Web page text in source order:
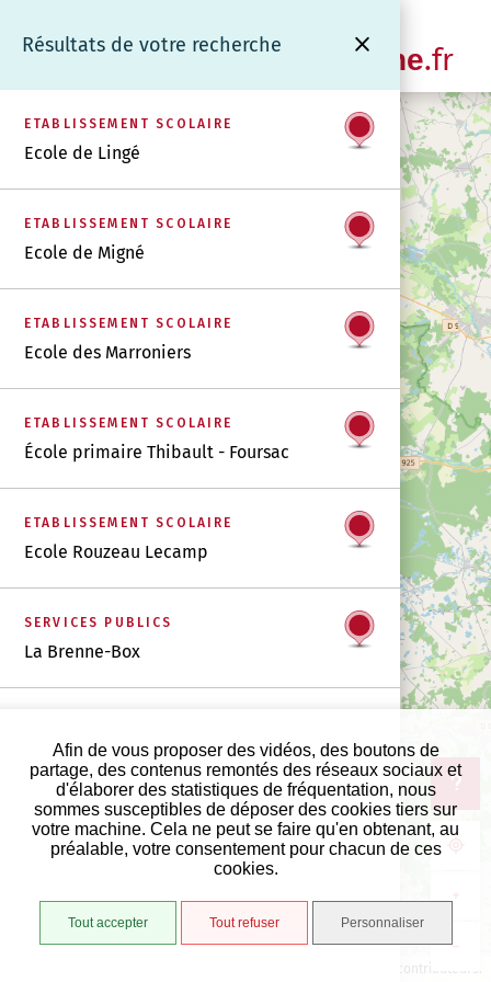
Afin de vous proposer des vidéos, des boutons de
partage, des contenus remontés des réseaux sociaux et
d'élaborer des statistiques de fréquentation, nous
sommes susceptibles de déposer des cookies tiers sur
votre machine. Cela ne peut se faire qu'en obtenant, au
préalable, votre consentement pour chacun de ces
cookies.
Tout accepter Tout refuser Personnaliser
www.coeurdebrenne.fr
Résultats de votre recherche
ETABLISSEMENT SCOLAIRE
Ecole de Lingé
ETABLISSEMENT SCOLAIRE
Ecole de Migné
ETABLISSEMENT SCOLAIRE
Ecole des Marroniers
ETABLISSEMENT SCOLAIRE
École primaire Thibault - Foursac
ETABLISSEMENT SCOLAIRE
Ecole Rouzeau Lecamp
SERVICES PUBLICS
La Brenne-Box
+
−
contributeurs.